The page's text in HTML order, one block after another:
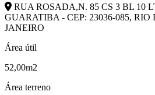
RUA ROSADA,N. 85 CS 3 BL 10
GUARATIBA - CEP: 23036-085, RIO
JANEIRO
Área útil
52,00m2
Área terreno